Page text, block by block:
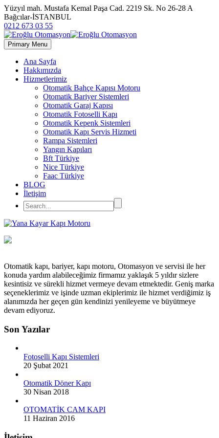
Yüzyıl mah. Mustafa Kemal Paşa Cad. 2219 Sk. No 26-28 A
Bağcılar-İSTANBUL
0212 673 03 55
Primary Menu
Ana Sayfa
Hakkımızda
Hizmetlerimiz
Otomatik Bahçe Kapısı Motoru
Otomatik Bariyer Sistemleri
Otomatik Garaj Kapısı
Otomatik Fotoselli Kapı
Otomatik Kepenk Sistemleri
Otomatik Kapı Servis Hizmeti
Rampa Sistemleri
Yangın Kapıları
Bft Türkiye
Nice Türkiye
Faac Türkiye
BLOG
İletişim
Otomatik kapı, bariyer, kapı motoru, Otomasyon ve servisi ile her
konuda yardım alabileceğimiz firmamız yaklaşık 5 yıldır sizlere
kesintisiz ve sürekli hizmet vermeye devam etmektedir. Geniş marka
seçeneklerimiz ve işinde uzman ekiplerimiz ile hizmet verdiğimiz iş
alanımızda her geçen gün kendinizi yenileyeme ve büyütmeye
devam ediyoruz.
Son Yazılar
Fotoselli Kapı Sistemleri
20 Şubat 2021
Otomatik Döner Kapı
30 Nisan 2018
OTOMATİK CAM KAPI
11 Haziran 2016